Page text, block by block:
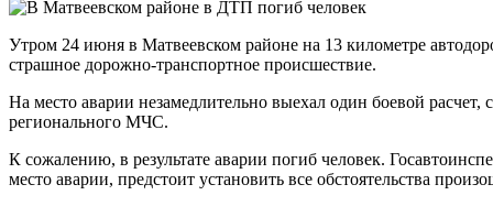
Утром 24 июня в Матвеевском районе на 13 километре
страшное дорожно-транспортное происшествие.
На место аварии незамедлительно выехал один боевой
регионального МЧС.
К сожалению, в результате аварии погиб человек.
место аварии, предстоит установить все обстоятельства